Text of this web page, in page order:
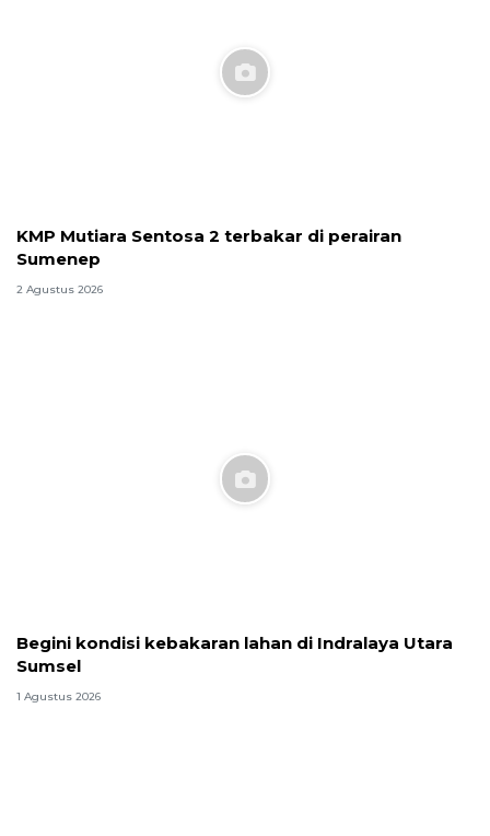
KMP Mutiara Sentosa 2 terbakar di perairan
Sumenep
2 Agustus 2026
Begini kondisi kebakaran lahan di Indralaya Utara
Sumsel
1 Agustus 2026